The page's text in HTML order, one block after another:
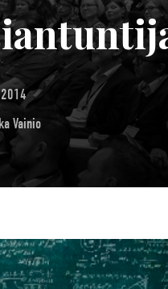
Vainio